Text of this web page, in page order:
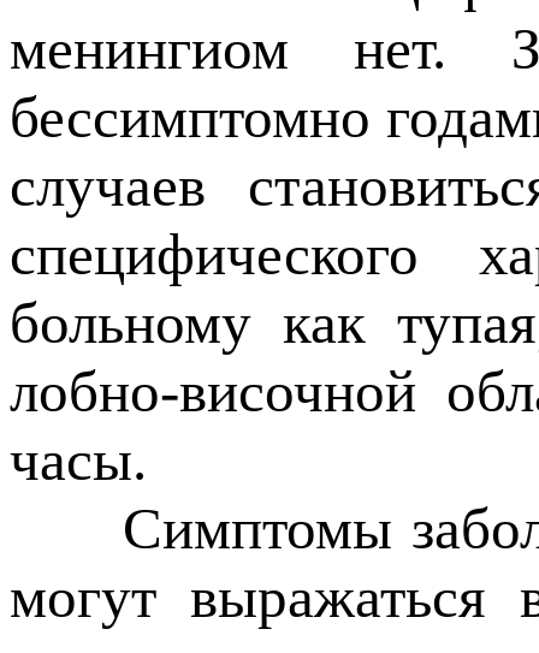
менингиом нет.
бессимптомно
случаев
специфического
больному как
лобно-височной
часы.
Симптомы
могут выражаться